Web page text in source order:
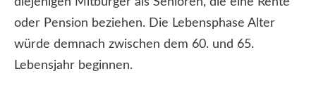
oder Pension beziehen. Die Lebensphase Alter
würde demnach zwischen dem 60. und 65.
Lebensjahr beginnen.